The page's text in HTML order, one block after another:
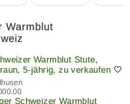
Warmblut
Warmblut Stute,
5-jährig, zu verkaufen
Schweizer Warmblut